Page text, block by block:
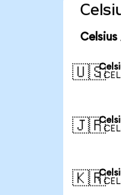
Celsius
🇺🇸
1
🇯🇵
1
🇰🇷
1